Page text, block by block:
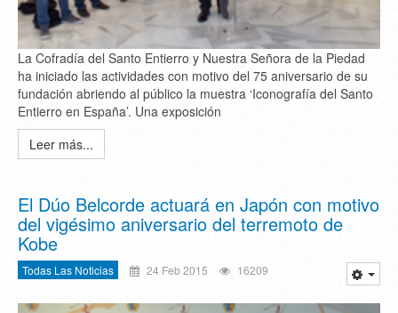
La Cofradía del Santo Entierro y Nuestra Señora de la Piedad
ha iniciado las actividades con motivo del 75 aniversario de su
fundación abriendo al público la muestra ‘Iconografía del Santo
Entierro en España’. Una exposición
Leer más...
El Dúo Belcorde actuará en Japón con motivo
del vigésimo aniversario del terremoto de
Kobe
Todas Las Noticias 24 Feb 2015 16209